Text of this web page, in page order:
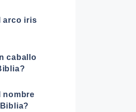
arco iris
caballo
nombre